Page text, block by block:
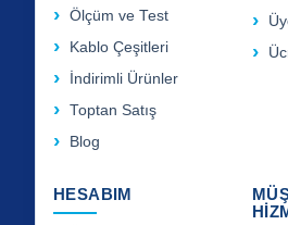
Ölçüm ve Test
Kablo Çeşitleri
İndirimli Ürünler
Toptan Satış
Blog
HESABIM